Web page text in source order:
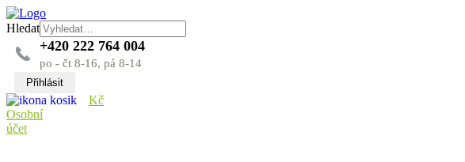
Hledat
+420 222 764 004
po - čt 8-16, pá 8-14
Přihlásit
Kč
Osobní
účet